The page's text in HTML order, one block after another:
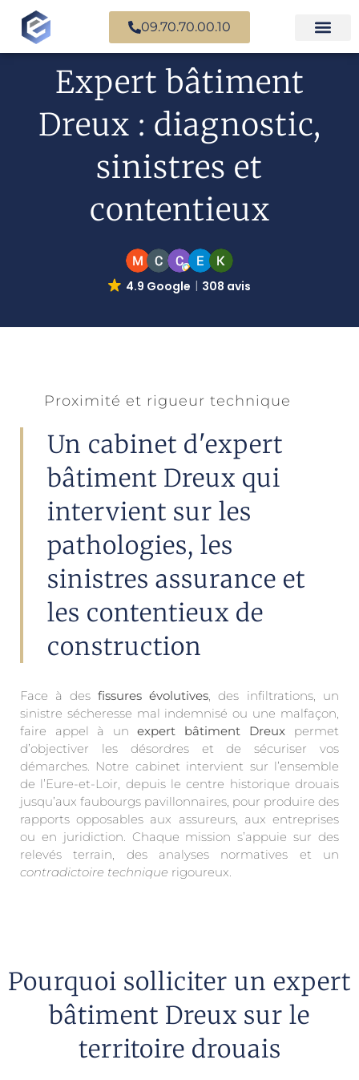
09.70.70.00.10
Expert bâtiment
Dreux : diagnostic,
sinistres et
contentieux
4.9 Google 308 avis
Proximité et rigueur technique
Un cabinet d'expert
bâtiment Dreux qui
intervient sur les
pathologies, les
sinistres assurance et
les contentieux de
construction
Face à des fissures évolutives, des infiltrations, un
sinistre sécheresse mal indemnisé ou une malfaçon,
faire appel à un expert bâtiment Dreux permet
d’objectiver les désordres et de sécuriser vos
démarches. Notre cabinet intervient sur l’ensemble
de l’Eure-et-Loir, depuis le centre historique drouais
jusqu’aux faubourgs pavillonnaires, pour produire des
rapports opposables aux assureurs, aux entreprises
ou en juridiction. Chaque mission s’appuie sur des
relevés terrain, des analyses normatives et un
contradictoire technique rigoureux.
Pourquoi solliciter un expert
bâtiment Dreux sur le
territoire drouais